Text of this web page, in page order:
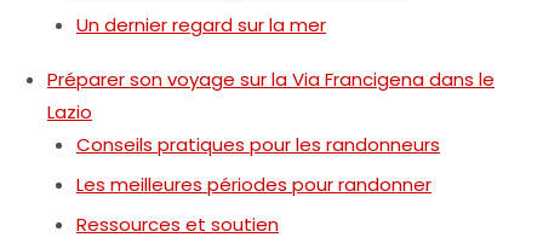
Un dernier regard sur la mer
Préparer son voyage sur la Via Francigena dans le
Lazio
Conseils pratiques pour les randonneurs
Les meilleures périodes pour randonner
Ressources et soutien